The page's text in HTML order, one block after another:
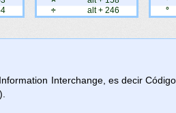
÷
alt + 246
°
Interchange, es decir